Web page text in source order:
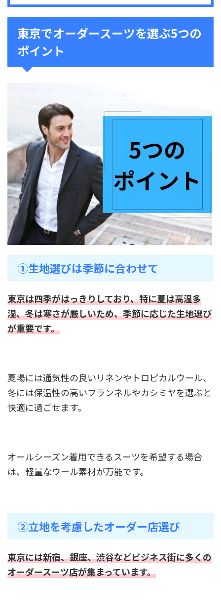
東京でオーダースーツを選ぶ5つの
ポイント
①生地選びは季節に合わせて
東京は四季がはっきりしており、特に夏は高温多
湿、冬は寒さが厳しいため、季節に応じた生地選び
が重要です。
夏場には通気性の良いリネンやトロピカルウール、
冬には保温性の高いフランネルやカシミヤを選ぶと
快適に過ごせます。
オールシーズン着用できるスーツを希望する場合
は、軽量なウール素材が万能です。
②立地を考慮したオーダー店選び
東京には新宿、銀座、渋谷などビジネス街に多くの
オーダースーツ店が集まっています。